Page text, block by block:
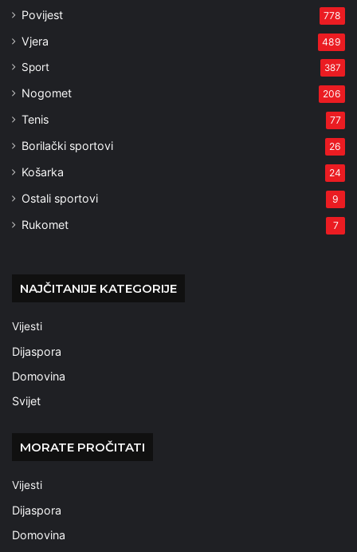
Povijest 778
Vjera 489
Sport 387
Nogomet 206
Tenis 77
Borilački sportovi 26
Košarka 24
Ostali sportovi 9
Rukomet 7
NAJČITANIJE KATEGORIJE
Vijesti
Dijaspora
Domovina
Svijet
MORATE PROČITATI
Vijesti
Dijaspora
Domovina